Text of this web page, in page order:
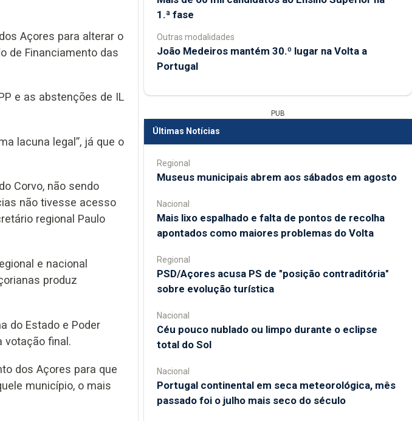
Açores para alterar o
de Financiamento das
e as abstenções de IL
lacuna legal”, já que o
Corvo, não sendo
não tivesse acesso
regional Paulo
e nacional
produz
do Estado e Poder
votação final.
dos Açores para que
município, o mais
1.ª fase
Outras modalidades
João Medeiros mantém 30.º lugar na Volta a
Portugal
PUB
Últimas Notícias
Regional
Museus municipais abrem aos sábados em agosto
Nacional
Mais lixo espalhado e falta de pontos de recolha
apontados como maiores problemas do Volta
Regional
PSD/Açores acusa PS de "posição contraditória"
sobre evolução turística
Nacional
Céu pouco nublado ou limpo durante o eclipse
total do Sol
Nacional
Portugal continental em seca meteorológica, mês
passado foi o julho mais seco do século